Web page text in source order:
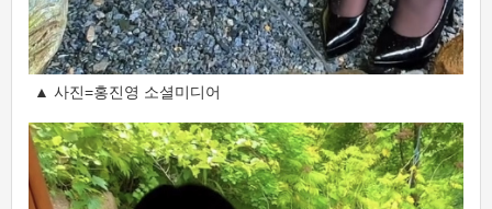
▲ 사진=홍진영 소셜미디어